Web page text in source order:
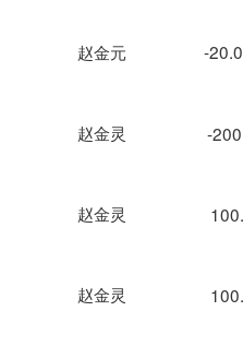
赵金元 -
赵金灵 -
赵金灵
赵金灵